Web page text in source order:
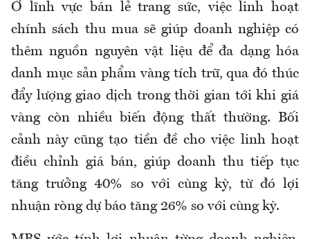
Ở lĩnh vực bán lẻ trang sức, việc linh hoạt
chính sách thu mua sẽ giúp doanh nghiệp có
thêm nguồn nguyên vật liệu để đa dạng hóa
danh mục sản phẩm vàng tích trữ, qua đó thúc
đẩy lượng giao dịch trong thời gian tới khi giá
vàng còn nhiều biến động thất thường. Bối
cảnh này cũng tạo tiền đề cho việc linh hoạt
điều chỉnh giá bán, giúp doanh thu tiếp tục
tăng trưởng 40% so với cùng kỳ, từ đó lợi
nhuận ròng dự báo tăng 26% so với cùng kỳ.